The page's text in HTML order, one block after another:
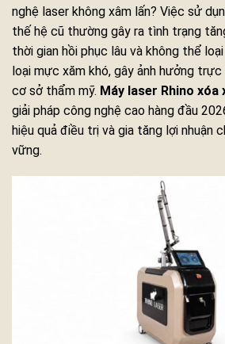
nghệ laser không xâm lấn? Việc sử
thế hệ cũ thường gây ra tình trạng
thời gian hồi phục lâu và không thể
loại mực xăm khó, gây ảnh hưởng
cơ sở thẩm mỹ. Máy laser Rhino xóa
giải pháp công nghệ cao hàng đầu
hiệu quả điều trị và gia tăng lợi nhuận
vững.